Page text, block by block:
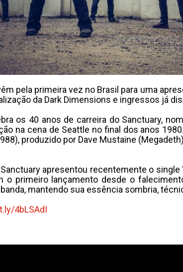
pela primeira vez no Brasil para uma
da Dark Dimensions e ingressos já
os 40 anos de carreira do Sanctuary,
na cena de Seattle no final dos anos
produzido por Dave Mustaine
apresentou recentemente o
primeiro lançamento desde o
mantendo sua essência sombria,
4bLSAdI